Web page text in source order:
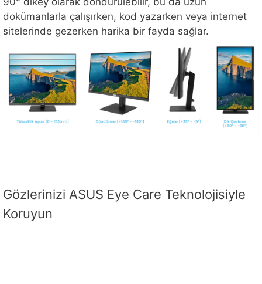
dokümanlarla çalışırken, kod yazarken veya internet
sitelerinde gezerken harika bir fayda sağlar.
Gözlerinizi ASUS Eye Care Teknolojisiyle
Koruyun